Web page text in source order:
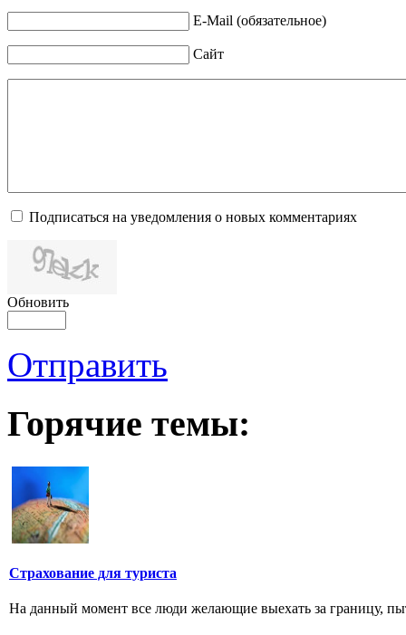
E-Mail (обязательное)
Сайт
Подписаться на уведомления о новых комментариях
Обновить
Отправить
Горячие темы:
Страхование для туриста
На данный момент все люди желающие выехать за границу,